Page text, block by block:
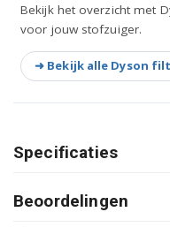
Bekijk het overzicht met
voor jouw stofzuiger.
➜ Bekijk alle Dyson
Specificaties
Beoordelingen